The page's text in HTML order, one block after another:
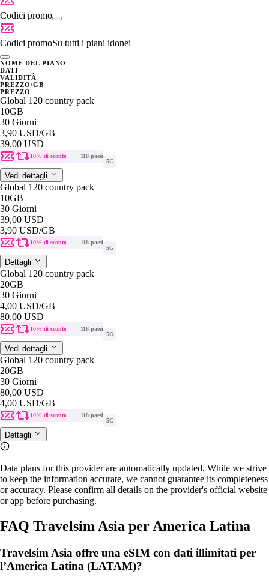
Codici promo
Codici promoSu tutti i piani idonei
NOME DEL PIANO
DATI
VALIDITÀ
PREZZO/GB
PREZZO
Global 120 country pack
10GB
30 Giorni
3,90 USD/GB
39,00 USD
10% di sconto
118 paesi
5G
Vedi dettagli
Global 120 country pack
10GB
30 Giorni
39,00 USD
3,90 USD/GB
10% di sconto
118 paesi
5G
Dettagli
Global 120 country pack
20GB
30 Giorni
4,00 USD/GB
80,00 USD
10% di sconto
118 paesi
5G
Vedi dettagli
Global 120 country pack
20GB
30 Giorni
80,00 USD
4,00 USD/GB
10% di sconto
118 paesi
5G
Dettagli
Data plans for this provider are automatically updated. While we strive
to keep the information accurate, we cannot guarantee its completeness
or accuracy. Please confirm all details on the provider's official website
or app before purchasing.
FAQ Travelsim Asia per America Latina
Travelsim Asia offre una eSIM con dati illimitati per
l’America Latina (LATAM)?